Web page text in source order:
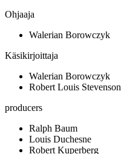
Ohjaaja
Walerian Borowczyk
Käsikirjoittaja
Walerian Borowczyk
Robert Louis Stevenson
producers
Ralph Baum
Louis Duchesne
Robert Kuperberg